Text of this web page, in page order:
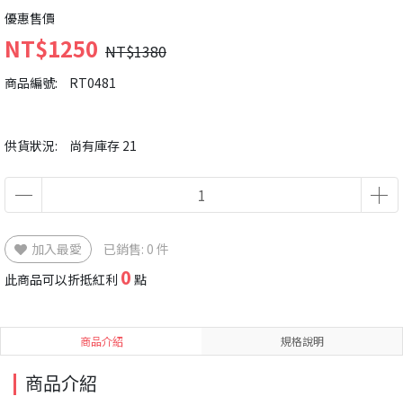
優惠售價
NT$1250 NT$1380
商品編號: RT0481
供貨狀況: 尚有庫存 21
加入最愛
已銷售: 0 件
此商品可以折抵紅利 0 點
商品介紹 規格說明
商品介紹